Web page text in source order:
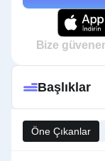
Bize
Öne Çıkanlar
Başlıklar